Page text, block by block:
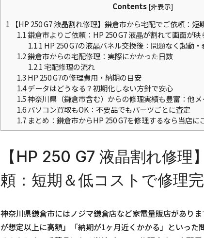
Contents [非表示]
1 【HP 250 G7 液晶割れ修理】鎌倉市から宅配でご依頼：
1.1鎌倉市よりご依頼：HP 250 G7 液晶が割れて画面が映
1.1.1 HP 250 G7の液晶パネル交換後：問題なく起動・
1.2鎌倉市からの宅配修理：実際にかかった日数
1.2.1宅配修理の流れ
1.3 HP 250 G7の修理費用・納期の目安
1.4データはどうなる？初期化しない方針で安心
1.5神奈川県（鎌倉市含む）からの修理実績も豊富：他
1.6パソコン買取もOK：不要品でもパーツごとに査定
1.7まとめ：鎌倉市からHP 250 G7を修理するなら当店に
【HP 250 G7 液晶割れ修
頼：短期＆低コストで修理
神奈川県鎌倉市にはノジマ鎌倉店など家電量販店があり
が想定以上に高額」「納期が1ヶ月近くかかる」といっ